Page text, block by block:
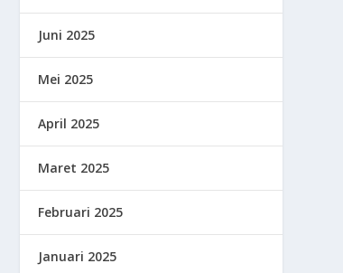
Juni 2025
Mei 2025
April 2025
Maret 2025
Februari 2025
Januari 2025